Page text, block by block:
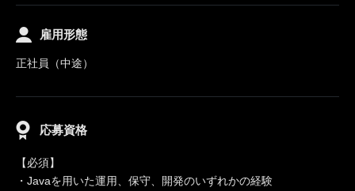
雇用形態
正社員（中途）
応募資格
【必須】
・Javaを用いた運用、保守、開発のいずれかの経験